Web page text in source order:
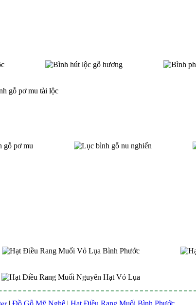
| Đồ Gỗ Mỹ Nghệ | Hạt Điều Rang Muối Bình Phước